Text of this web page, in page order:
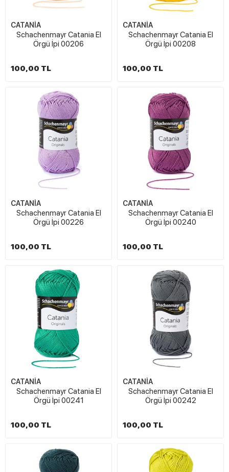
CATANİA
Schachenmayr Catania El
Örgü İpi 00206
100,00 TL
CATANİA
Schachenmayr Catania El
Örgü İpi 00208
100,00 TL
CATANİA
Schachenmayr Catania El
Örgü İpi 00226
100,00 TL
CATANİA
Schachenmayr Catania El
Örgü İpi 00240
100,00 TL
CATANİA
Schachenmayr Catania El
Örgü İpi 00241
100,00 TL
CATANİA
Schachenmayr Catania El
Örgü İpi 00242
100,00 TL